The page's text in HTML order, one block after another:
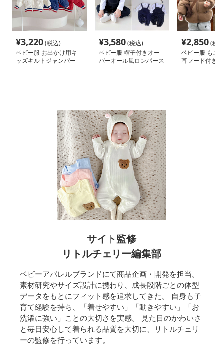
¥3,220(税込)
ベビー服 お出かけ用キ
ッズキルトジャンパー
¥3,580(税込)
ベビー服 帽子付きオー
バーオール風ロンパース
¥2,850(税
ベビー服 もこ
耳フード付き
サイト監修
リトルチェリー編集部
ベビーアパレルブランドにて商品企画・開発を担当。
素材研究やサイズ設計に携わり、成長段階ごとの体型
データをもとにフィット感を追求してきた。 自身も子
育て経験を持ち、「着せやすい」「動きやすい」「お
洗濯に強い」ことの大切さを実感。 見た目のかわいさ
と毎日安心して着られる品質を大切に、リトルチェリ
ーの監修を行っています。